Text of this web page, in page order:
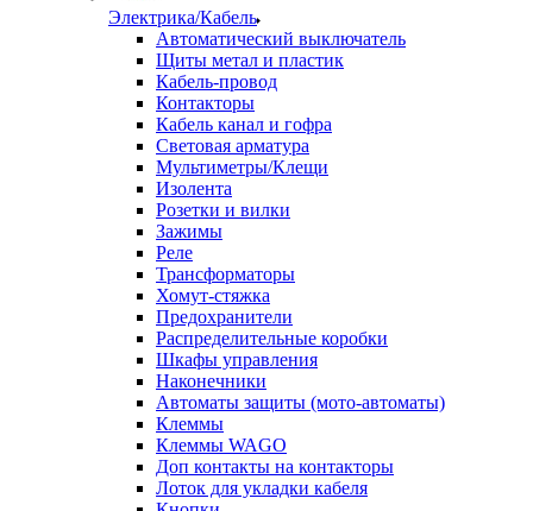
Электрика/Кабель
Автоматический выключатель
Щиты метал и пластик
Кабель-провод
Контакторы
Кабель канал и гофра
Световая арматура
Мультиметры/Клещи
Изолента
Розетки и вилки
Зажимы
Реле
Трансформаторы
Хомут-стяжка
Предохранители
Распределительные коробки
Шкафы управления
Наконечники
Автоматы защиты (мото-автоматы)
Клеммы
Клеммы WAGO
Доп контакты на контакторы
Лоток для укладки кабеля